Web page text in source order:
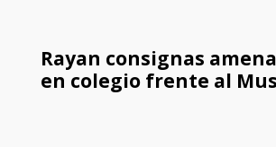
Rayan consignas
en colegio frente al